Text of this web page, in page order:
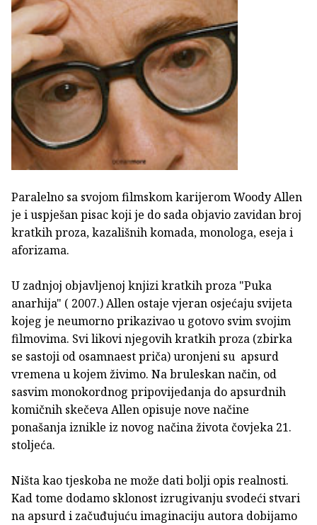
Paralelno sa svojom filmskom karijerom Woody Allen
je i uspješan pisac koji je do sada objavio zavidan broj
kratkih proza, kazališnih komada, monologa, eseja i
aforizama.
U zadnjoj objavljenoj knjizi kratkih proza "Puka
anarhija" ( 2007.) Allen ostaje vjeran osjećaju svijeta
kojeg je neumorno prikazivao u gotovo svim svojim
filmovima. Svi likovi njegovih kratkih proza (zbirka
se sastoji od osamnaest priča) uronjeni su apsurd
vremena u kojem živimo. Na bruleskan način, od
sasvim monokordnog pripovijedanja do apsurdnih
komičnih skečeva Allen opisuje nove načine
ponašanja iznikle iz novog načina života čovjeka 21.
stoljeća.
Ništa kao tjeskoba ne može dati bolji opis realnosti.
Kad tome dodamo sklonost izrugivanju svodeći stvari
na apsurd i začuđujuću imaginaciju autora dobijamo